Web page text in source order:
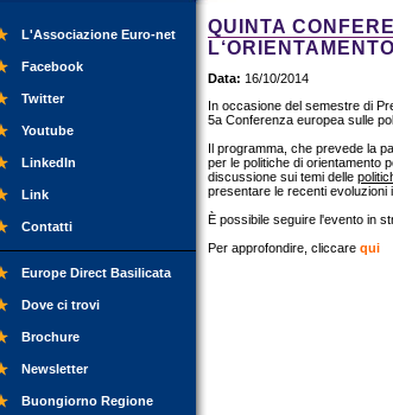
L'Associazione Euro-net
Facebook
Twitter
Youtube
LinkedIn
Link
Contatti
Europe Direct Basilicata
Dove ci trovi
Brochure
Newsletter
Buongiorno Regione
QUINTA
Data: 16/10/2014
In occasione del semestre di
5a Conferenza europea sulle
Il programma, che prevede la
per le politiche di orientamento
discussione sui temi delle
presentare le recenti evoluzioni
È possibile seguire l'evento in
Per approfondire, cliccare qui